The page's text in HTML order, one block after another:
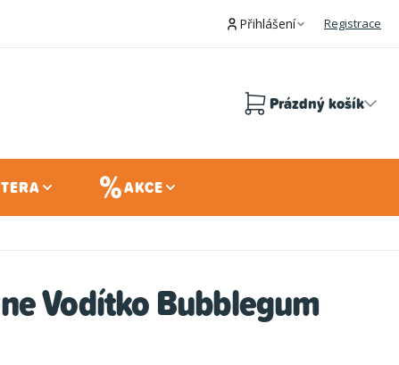
Přihlášení Registrace
Prázdný košík
AKCE
Vodítko Bubblegum